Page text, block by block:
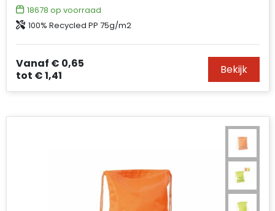
18678 op voorraad
100% Recycled PP 75g/m2
Vanaf € 0,65
tot € 1,41 Bekijk